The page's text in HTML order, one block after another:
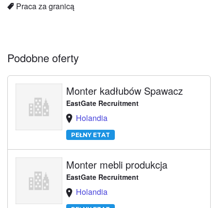
Praca za granicą
Podobne oferty
Monter kadłubów Spawacz
EastGate Recruitment
Holandia
PEŁNY ETAT
Monter mebli produkcja
EastGate Recruitment
Holandia